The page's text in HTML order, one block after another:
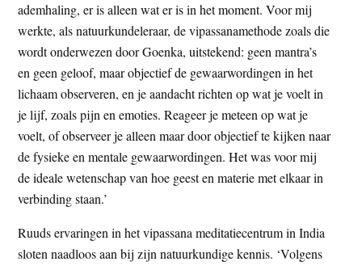
ademhaling, er is alleen wat er is in het moment. Voor mij
werkte, als natuurkundeleraar, de vipassanamethode zoals die
wordt onderwezen door Goenka, uitstekend: geen mantra’s
en geen geloof, maar objectief de gewaarwordingen in het
lichaam observeren, en je aandacht richten op wat je voelt in
je lijf, zoals pijn en emoties. Reageer je meteen op wat je
voelt, of observeer je alleen maar door objectief te kijken naar
de fysieke en mentale gewaarwordingen. Het was voor mij
de ideale wetenschap van hoe geest en materie met elkaar in
verbinding staan.’
Ruuds ervaringen in het vipassana meditatiecentrum in India
sloten naadloos aan bij zijn natuurkundige kennis. ‘Volgens